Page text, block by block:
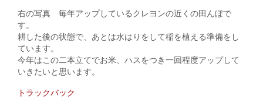
右の写真 毎年アップしているクレヨンの近くの田んぼで
す。
耕した後の状態で、あとは水はりをして稲を植える準備をし
ています。
今年はこの二本立てでお米、ハスをつき一回程度アップして
いきたいと思います。
トラックバック